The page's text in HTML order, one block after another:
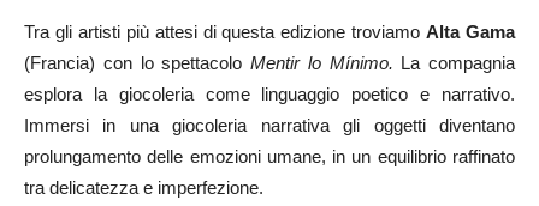
Tra gli artisti più attesi di questa edizione troviamoAlta Gama
(Francia) con lo spettacolo Mentir lo Mínimo. La compagnia
esplora la giocoleria come linguaggio poetico e narrativo.
Immersi in una giocoleria narrativa gli oggetti diventano
prolungamento delle emozioni umane, in un equilibrio raffinato
tra delicatezza e imperfezione.